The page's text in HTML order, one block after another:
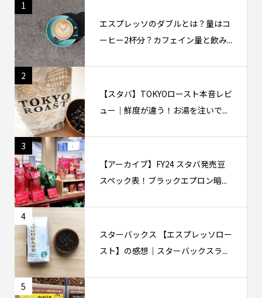
1
エスプレッソのダブルとは？量はコ
ーヒー2杯分？カフェイン量と飲み...
2
【スタバ】TOKYOロースト本音レビ
ュー｜鮮度が違う！お湯を注いで...
3
【アーカイブ】FY24 スタバ発売豆
スペック表！ブラックエプロン暗...
4
スターバックス 【エスプレッソロー
スト】の感想｜スターバックスラ...
5